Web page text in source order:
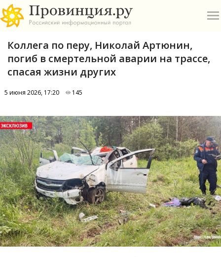
А
Б
В
Е
П
Р
С
Коллега по перу, Николай Артюнин,
погиб в смертельной аварии на трассе,
спасая жизни других
5 июня 2026, 17:20 145